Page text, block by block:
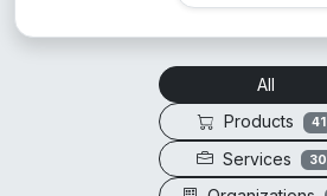
All
Products
41
Services 30